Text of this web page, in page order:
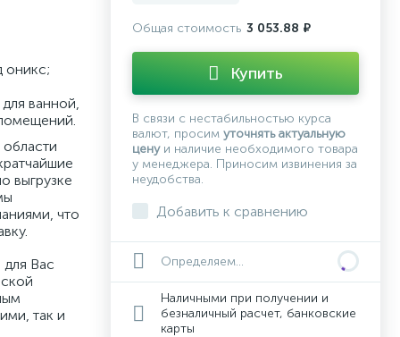
оникс;
ванной,
выгрузке
что
Вас
так и
Общая стоимость 3 053.88 ₽
Купить
В связи с нестабильностью курса
валют, просим уточнять актуальную
ценуи наличие необходимого товара
у менеджера. Приносим извинения за
неудобства.
Добавить к сравнению
Определяем...
Наличными при получении и
безналичный расчет, банковские
карты